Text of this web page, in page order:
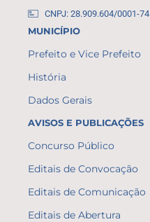
CNPJ: 28.909.604/0001-74
MUNICÍPIO
Prefeito e Vice Prefeito
História
Dados Gerais
AVISOS E PUBLICAÇÕES
Concurso Público
Editais de Convocação
Editais de Comunicação
Editais de Abertura